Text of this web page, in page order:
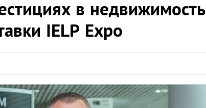
в недвижимость
IELP Expo